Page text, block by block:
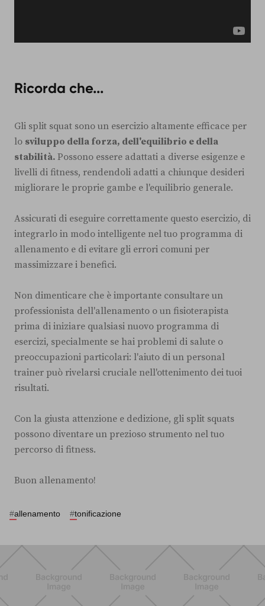
Ricorda che...
Gli split squat sono un esercizio altamente efficace per
lo sviluppo della forza, dell'equilibrio e della
stabilità. Possono essere adattati a diverse esigenze e
livelli di fitness, rendendoli adatti a chiunque desideri
migliorare le proprie gambe e l'equilibrio generale.
Assicurati di eseguire correttamente questo esercizio, di
integrarlo in modo intelligente nel tuo programma di
allenamento e di evitare gli errori comuni per
massimizzare i benefici.
Non dimenticare che è importante consultare un
professionista dell'allenamento o un fisioterapista
prima di iniziare qualsiasi nuovo programma di
esercizi, specialmente se hai problemi di salute o
preoccupazioni particolari: l'aiuto di un personal
trainer può rivelarsi cruciale nell'ottenimento dei tuoi
risultati.
Con la giusta attenzione e dedizione, gli split squats
possono diventare un prezioso strumento nel tuo
percorso di fitness.
Buon allenamento!
#allenamento #tonificazione